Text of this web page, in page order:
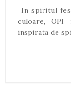
In spiritul
culoare, OPI
inspirata de